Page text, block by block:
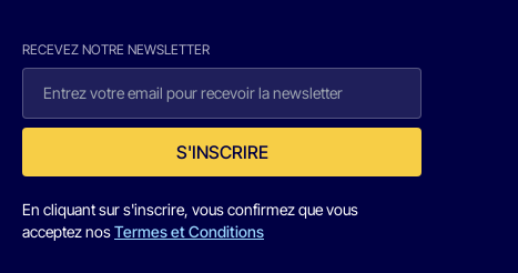
RECEVEZ NOTRE NEWSLETTER
S'INSCRIRE
En cliquant sur s'inscrire, vous confirmez que vous
acceptez nosTermes et Conditions